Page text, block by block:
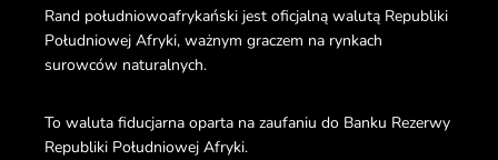
Rand południowoafrykański jest oficjalną walutą Republiki
Południowej Afryki, ważnym graczem na rynkach
surowców naturalnych.
To waluta fiducjarna oparta na zaufaniu do Banku Rezerwy
Republiki Południowej Afryki.